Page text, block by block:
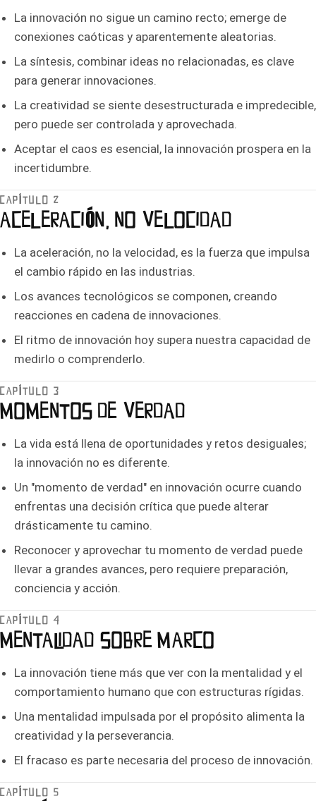
La innovación no sigue un camino recto; emerge de
conexiones caóticas y aparentemente aleatorias.
La síntesis, combinar ideas no relacionadas, es clave
para generar innovaciones.
La creatividad se siente desestructurada e impredecible,
pero puede ser controlada y aprovechada.
Aceptar el caos es esencial, la innovación prospera en la
incertidumbre.
CAPÍTULO 2
ACELERACIÓN, NO VELOCIDAD
La aceleración, no la velocidad, es la fuerza que impulsa
el cambio rápido en las industrias.
Los avances tecnológicos se componen, creando
reacciones en cadena de innovaciones.
El ritmo de innovación hoy supera nuestra capacidad de
medirlo o comprenderlo.
CAPÍTULO 3
MOMENTOS DE VERDAD
La vida está llena de oportunidades y retos desiguales;
la innovación no es diferente.
Un "momento de verdad" en innovación ocurre cuando
enfrentas una decisión crítica que puede alterar
drásticamente tu camino.
Reconocer y aprovechar tu momento de verdad puede
llevar a grandes avances, pero requiere preparación,
conciencia y acción.
CAPÍTULO 4
MENTALIDAD SOBRE MARCO
La innovación tiene más que ver con la mentalidad y el
comportamiento humano que con estructuras rígidas.
Una mentalidad impulsada por el propósito alimenta la
creatividad y la perseverancia.
El fracaso es parte necesaria del proceso de innovación.
CAPÍTULO 5